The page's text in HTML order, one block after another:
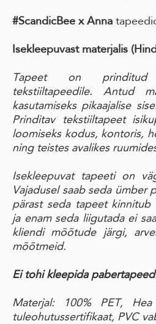
#ScandicBee x Anna
Isekleepuvast materjalis
Tapeet on prinditud
tekstiiltapeedile. Antud
kasutamiseks pikaajalise
Prinditav tekstiiltapeet
loomiseks kodus, kontoris,
ning teistes avalikes
Isekleepuvat tapeeti on
Vajadusel saab seda ümber
pärast seda tapeet kinnitub
ja enam seda liigutada ei
kliendi mõõtude järgi,
mõõtmeid.
Ei tohi kleepida
Materjal: 100% PET,
tuleohutussertifikaat, PVC